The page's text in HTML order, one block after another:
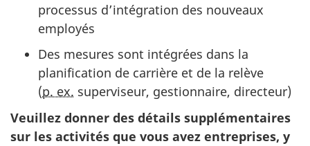
processus d’intégration des nouveaux
employés
Des mesures sont intégrées dans la
planification de carrière et de la relève
(p. ex. superviseur, gestionnaire, directeur)
Veuillez donner des détails supplémentaires
sur les activités que vous avez entreprises, y